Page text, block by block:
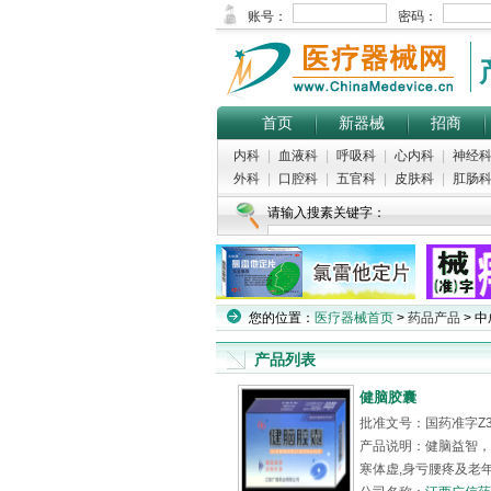
首页 新器械 招商
内科 血液科 呼吸科 心内科 神经科
外科
口腔科 五官科 皮肤科 肛肠科
请输入搜素关键字：
您的位置： 医疗器械首页 > 药品产品 > 中
产品列表
健脑胶囊
批准文号：国药准
产品说明：健脑益智
寒体虚,身亏腰疼及老